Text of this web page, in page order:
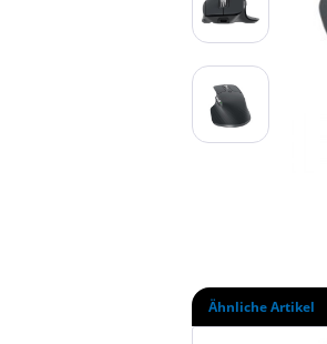
Ähnliche Artikel